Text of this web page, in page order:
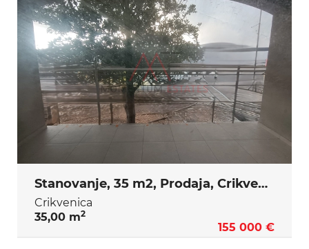
Stanovanje, 35 m2, Prodaja, Crikvenica
Crikvenica
35,00 m2
155 000 €